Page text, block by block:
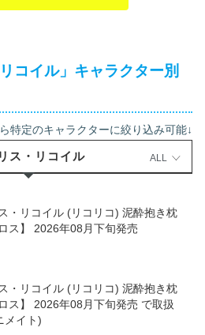
イトで購入する
コイル」キャラクター別
特定のキャラクターに絞り込み可能↓